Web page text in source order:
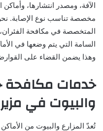
الآفة، ومصدر انتشارها،
مخصصة تناسب نوع الإصابة.
المتخصصة في مكافحة
السامة التي يتم وضعها في
وهذا يضمن القضاء على
خدمات مكافحة
والبيوت في
تُعدّ المزارع والبيوت من